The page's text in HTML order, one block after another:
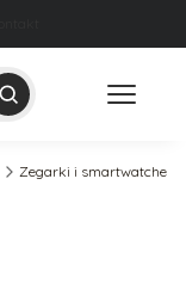
Zegarki i smartwatche